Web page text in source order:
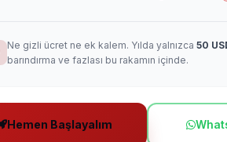
Ne gizli ücret ne ek kalem. Yılda yalnızca 50
barındırma ve fazlası bu rakamın içinde.
Hemen Başlayalım